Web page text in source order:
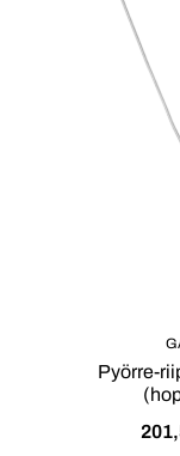
Pyörre-